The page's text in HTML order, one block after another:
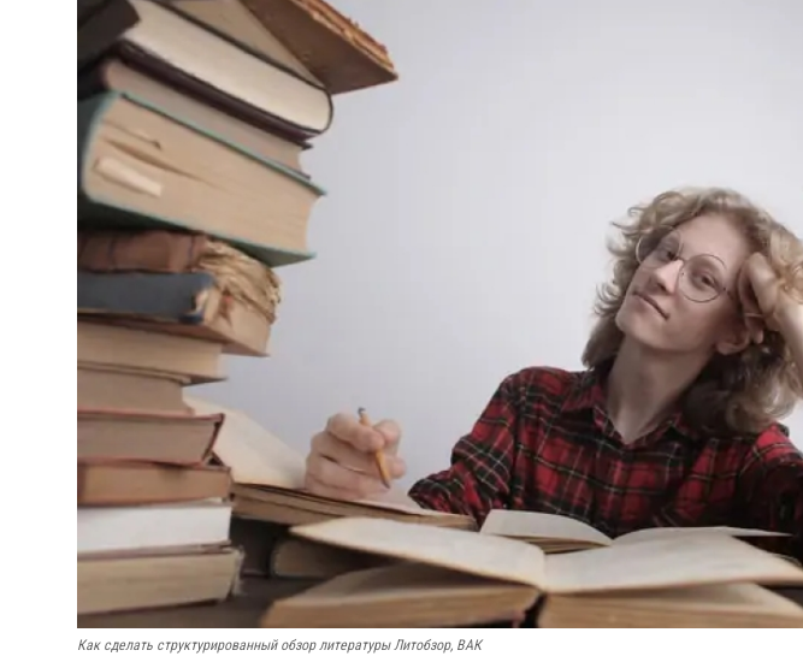
История здравоохранения Узбекистана
Периодические издания
Медики Узбекистана
Фотогалерея
Статистика
Русский
Как сделать структурированный обзор литературы Литобзор, ВАК